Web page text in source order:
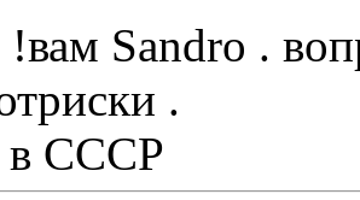
Sandro .
.
CCCР